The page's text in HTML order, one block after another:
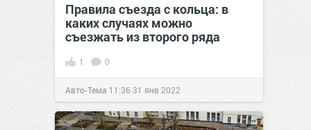
Правила съезда с кольца: в
каких случаях можно
съезжать из второго ряда
1 0
Авто-Тема 11:36 31 янв 2022